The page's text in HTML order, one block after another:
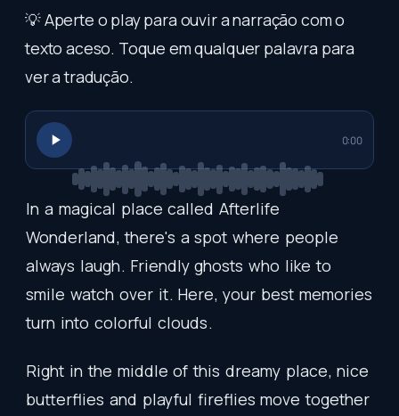
💡 Aperte o play para ouvir a narração com o
texto aceso. Toque em qualquer palavra para
ver a tradução.
0:00
In a magical place called Afterlife
Wonderland, there's a spot where people
always laugh. Friendly ghosts who like to
smile watch over it. Here, your best memories
turn into colorful clouds.
Right in the middle of this dreamy place, nice
butterflies and playful fireflies move together